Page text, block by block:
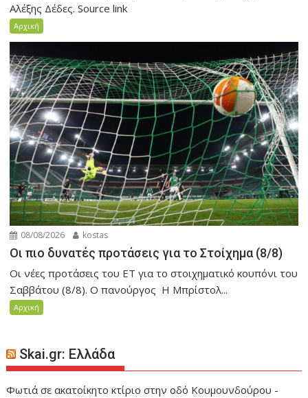
Αλέξης Δέδες. Source link
Αρχική
08/08/2026 kostas
Οι πιο δυνατές προτάσεις για το Στοίχημα (8/8)
Οι νέες προτάσεις του ET για το στοιχηματικό κουπόνι του
Σαββάτου (8/8). Ο πανούργος Η Μπρίστολ...
Αρχική
Skai.gr: Ελλάδα
Φωτιά σε ακατοίκητο κτίριο στην οδό Κουμουνδούρου -